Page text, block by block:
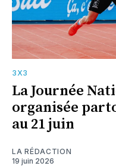
3X3
La Journée
organisée
au 21 juin
LA RÉDACTION
19 juin 2026